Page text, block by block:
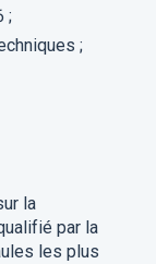
;
;
la
par la
les plus